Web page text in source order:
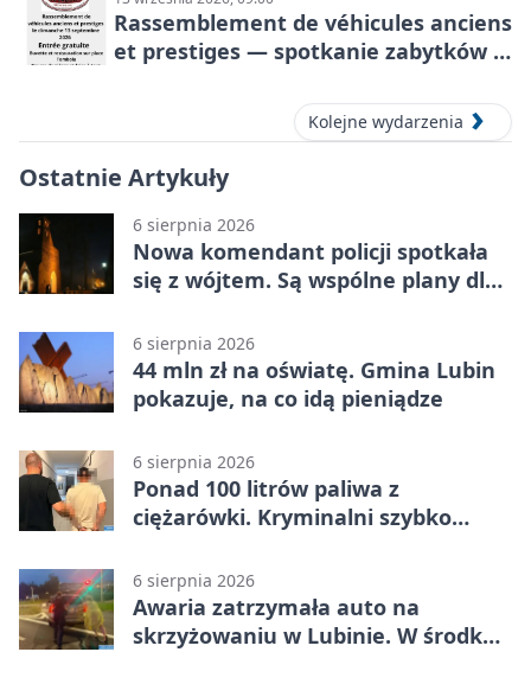
Rassemblement de véhicules anciens
et prestiges — spotkanie zabytków i
Kolejne wydarzenia
Ostatnie Artykuły
6 sierpnia 2026
Nowa komendant policji spotkała
się z wójtem. Są wspólne plany dla
6 sierpnia 2026
44 mln zł na oświatę. Gmina Lubin
pokazuje, na co idą pieniądze
6 sierpnia 2026
Ponad 100 litrów paliwa z
ciężarówki. Kryminalni szybko
6 sierpnia 2026
Awaria zatrzymała auto na
skrzyżowaniu w Lubinie. W środku